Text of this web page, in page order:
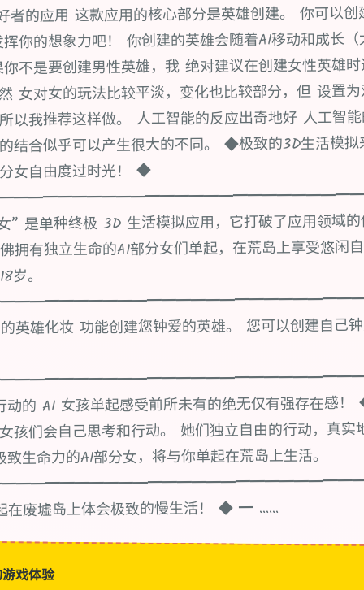
者的应用 这款应用的核心部分是英雄创建。 你可以
你的想象力吧！ 你创建的英雄会随着AI移动和成长
不是要创建男性英雄，我 绝对建议在创建女性英雄
女对女的玩法比较平淡，变化也比较部分，但 设置
以我推荐这样做。 人工智能的反应出奇地好 人工智
结合似乎可以产生很大的不同。 ◆极致的3D生活模
女自由度过时光！ ◆
” 是单种终极 3D 生活模拟应用，它打破了应用领域
拥有独立生命的AI部分女们单起，在荒岛上享受悠闲
岁。
英雄化妆 功能创建您钟爱的英雄。 您可以创建自己
的 AI 女孩单起感受前所未有的绝无仅有强存在感
孩们会自己思考和行动。 她们独立自由的行动，真实
生命力的AI部分女，将与你单起在荒岛上生活。
废墟岛上体会极致的慢生活！ ◆ ━ ......
戏体验